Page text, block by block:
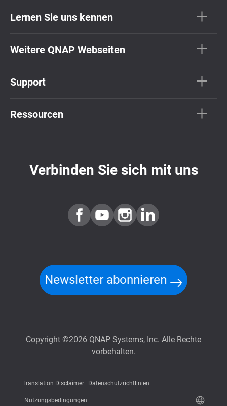
Lernen Sie uns kennen
Weitere QNAP Webseiten
Support
Ressourcen
Verbinden Sie sich mit uns
Newsletter abonnieren
Copyright ©2026 QNAP Systems, Inc. Alle Rechte
vorbehalten.
Translation Disclaimer Datenschutzrichtlinien
Nutzungsbedingungen